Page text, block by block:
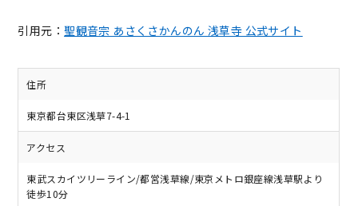
引用元：聖観音宗 あさくさかんのん 浅草寺 公式サイト
住所
東京都台東区浅草7-4-1
アクセス
東武スカイツリーライン/都営浅草線/東京メトロ銀座線浅草駅より
徒歩10分